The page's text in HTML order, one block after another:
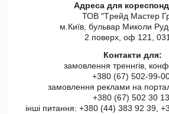
Адреса для
ТОВ "Tрейд Мастер
м.Київ, бульвар Миколи
2 поверх, оф 121,
Контакти для:
замовлення треннгів,
+380 (67) 502-99-
замовлення реклами на
+380 (67) 502 30
інші питання: +380 (44) 383 92 39,